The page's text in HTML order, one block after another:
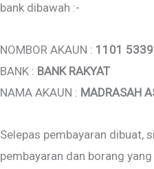
bank dibawah :-
NOMBOR AKAUN : 1101
BANK : BANK RAKYAT
NAMA AKAUN : MADRASAH
Selepas pembayaran dibuat,
pembayaran dan borang